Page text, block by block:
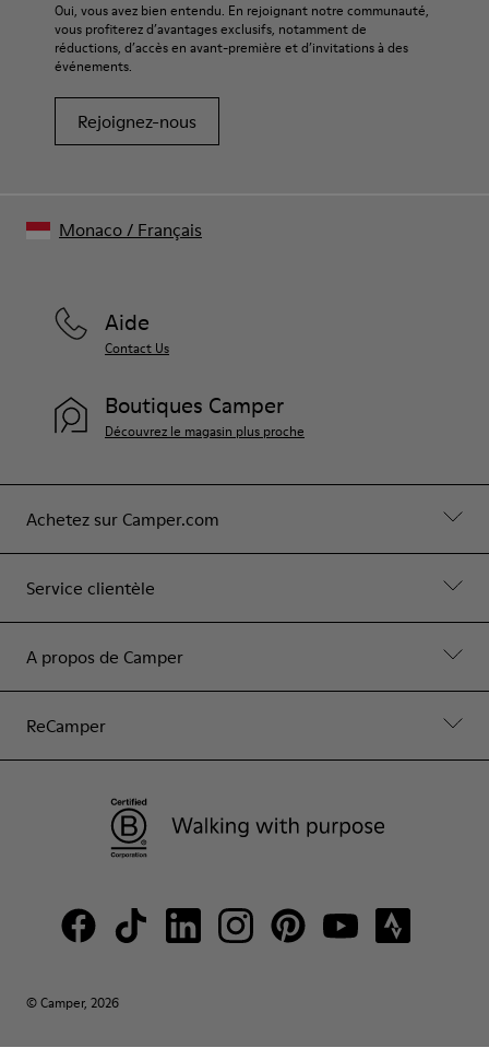
Oui, vous avez bien entendu. En rejoignant notre communauté,
vous profiterez d’avantages exclusifs, notamment de
réductions, d’accès en avant-première et d’invitations à des
événements.
Rejoignez-nous
Achetez sur Camper.com
Service clientèle
A propos de Camper
ReCamper
Aide
Contact Us
Boutiques Camper
Découvrez le magasin plus proche
© Camper, 2026
Monaco/ Français